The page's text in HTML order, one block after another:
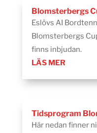
Blomsterbergs
Eslövs AI
Blomsterbergs
finns inbjudan.
LÄS MER
Tidsprogram
Här nedan finner